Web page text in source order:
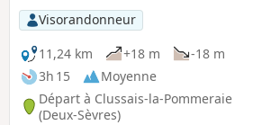
Visorandonneur
11,24 km
+18 m
-18 m
3h 15
Moyenne
Départ à Clussais-la-Pommeraie
(Deux-Sèvres)